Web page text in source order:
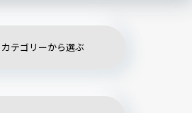
カテゴリーから選ぶ